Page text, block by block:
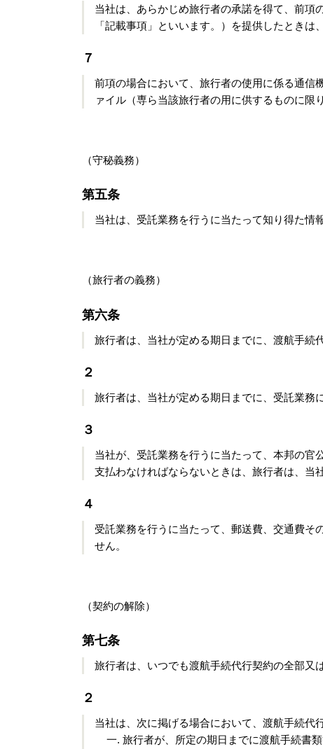
当社は、あらかじめ旅行者の承諾を得て、前項
「記載事項」といいます。）を提供したとき
７
前項の場合において、旅行者の使用に係る通信
ァイル（専ら当該旅行者の用に供するものに限
（守秘義務）
第五条
当社は、受託業務を行うに当たって知り得た情
（旅行者の義務）
第六条
旅行者は、当社が定める期日までに、渡航手続
２
旅行者は、当社が定める期日までに、受託業務
３
当社が、受託業務を行うに当たって、本邦の官
支払わなければならないときは、旅行者は、当
４
受託業務を行うに当たって、郵送費、交通費そ
せん。
（契約の解除）
第七条
旅行者は、いつでも渡航手続代行契約の全部又
２
当社は、次に掲げる場合において、渡航手続代
旅行者が、所定の期日までに渡航手続書類